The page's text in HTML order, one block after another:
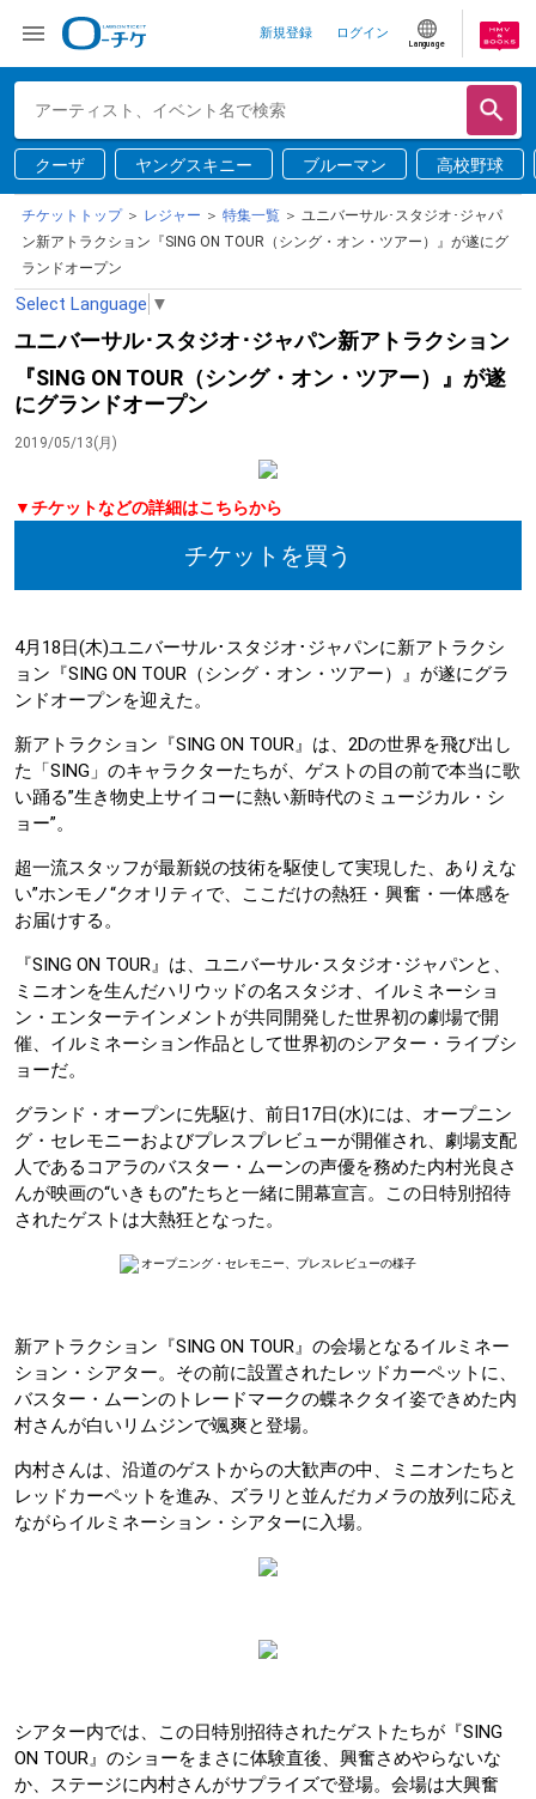
新規登録 ログイン
Language
クーザ ヤングスキニー ブルーマン 高校野球
チケットトップ＞ レジャー ＞ 特集一覧 ＞ ユニバーサル･スタジオ･ジャパ
ン新アトラクション『SING ON TOUR（シング・オン・ツアー）』が遂にグ
ランドオープン
Select Language ▼
ユニバーサル･スタジオ･ジャパン新アトラクション
『SING ON TOUR（シング・オン・ツアー）』が遂
にグランドオープン
2019/05/13(月)
▼チケットなどの詳細はこちらから
チケットを買う
4月18日(木)ユニバーサル･スタジオ･ジャパンに新アトラクシ
ョン『SING ON TOUR（シング・オン・ツアー）』が遂にグラ
ンドオープンを迎えた。
新アトラクション『SING ON TOUR』は、2Dの世界を飛び出し
た「SING」のキャラクターたちが、ゲストの目の前で本当に歌
い踊る”生き物史上サイコーに熱い新時代のミュージカル・シ
ョー”。
超一流スタッフが最新鋭の技術を駆使して実現した、ありえな
い”ホンモノ“クオリティで、ここだけの熱狂・興奮・一体感を
お届けする。
『SING ON TOUR』は、ユニバーサル･スタジオ･ジャパンと、
ミニオンを生んだハリウッドの名スタジオ、イルミネーショ
ン・エンターテインメントが共同開発した世界初の劇場で開
催、イルミネーション作品として世界初のシアター・ライブシ
ョーだ。
グランド・オープンに先駆け、前日17日(水)には、オープニン
グ・セレモニーおよびプレスプレビューが開催され、劇場支配
人であるコアラのバスター・ムーンの声優を務めた内村光良さ
んが映画の“いきもの”たちと一緒に開幕宣言。この日特別招待
されたゲストは大熱狂となった。
オープニング・セレモニー、プレスレビューの様子
新アトラクション『SING ON TOUR』の会場となるイルミネー
ション・シアター。その前に設置されたレッドカーペットに、
バスター・ムーンのトレードマークの蝶ネクタイ姿できめた内
村さんが白いリムジンで颯爽と登場。
内村さんは、沿道のゲストからの大歓声の中、ミニオンたちと
レッドカーペットを進み、ズラリと並んだカメラの放列に応え
ながらイルミネーション・シアターに入場。
シアター内では、この日特別招待されたゲストたちが『SING
ON TOUR』のショーをまさに体験直後、興奮さめやらないな
か、ステージに内村さんがサプライズで登場。会場は大興奮